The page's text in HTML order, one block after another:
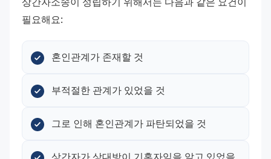
필요해요:
혼인관계가 존재할 것
부적절한 관계가 있었을 것
그로 인해 혼인관계가 파탄되었을 것